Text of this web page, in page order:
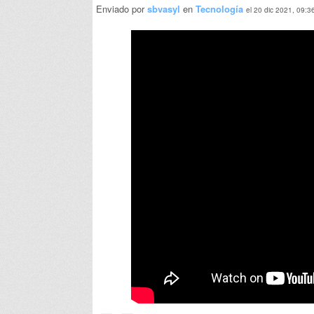
Enviado porsbvasyl en Tecnología el 20 dic 2021,